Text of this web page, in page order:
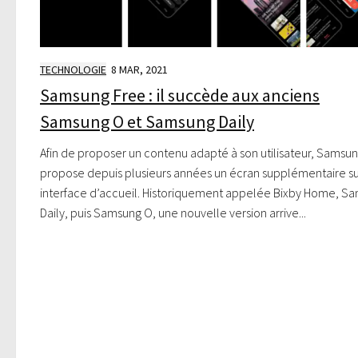
TECHNOLOGIE 8 MAR, 2021
Samsung Free : il succède aux anciens
Samsung O et Samsung Daily
Afin de proposer un contenu adapté à son utilisateur,
propose depuis plusieurs années un écran supplémentaire
interface d’accueil. Historiquement appelée Bixby Home,
Daily, puis Samsung O, une nouvelle version arrive...